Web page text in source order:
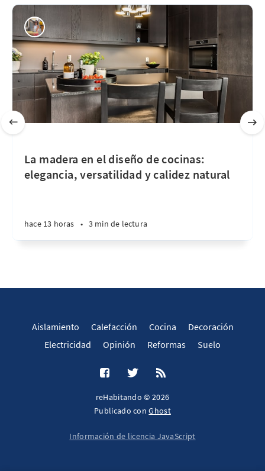
La madera en el diseño de cocinas:
elegancia, versatilidad y calidez natural
hace 13 horas • 3 min de lectura
Aislamiento Calefacción Cocina
Decoración
Electricidad
Opinión Reformas Suelo
reHabitando © 2026
Publicado conGhost
Información de licencia JavaScript